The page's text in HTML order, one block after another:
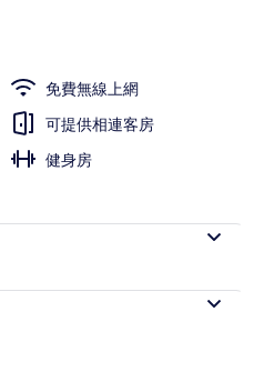
免費無線上網
可提供相連客房
健身房